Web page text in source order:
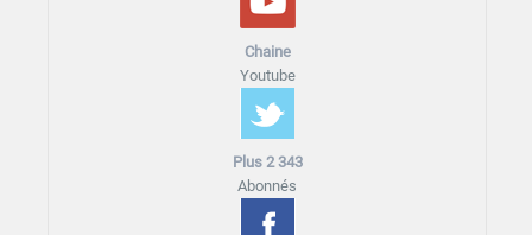
Chaine
Youtube
Plus 2 343
Abonnés